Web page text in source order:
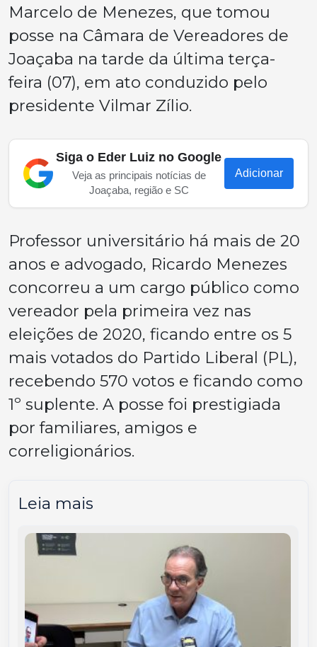
Marcelo de Menezes, que tomou
posse na Câmara de Vereadores de
Joaçaba na tarde da última terça-
feira (07), em ato conduzido pelo
presidente Vilmar Zílio.
Siga o Eder Luiz no Google
Veja as principais notícias de
Joaçaba, região e SC
Adicionar
Professor universitário há mais de 20
anos e advogado, Ricardo Menezes
concorreu a um cargo público como
vereador pela primeira vez nas
eleições de 2020, ficando entre os 5
mais votados do Partido Liberal (PL),
recebendo 570 votos e ficando como
1º suplente. A posse foi prestigiada
por familiares, amigos e
correligionários.
Leia mais